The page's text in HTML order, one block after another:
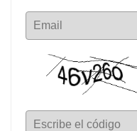
Email
Escribe el código